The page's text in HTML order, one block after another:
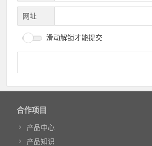
网址
滑动解锁才能提交
合作项目
产品中心
产品知识